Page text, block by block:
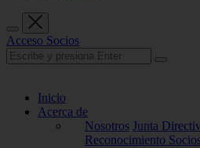
Acceso Socios
Inicio
Acerca de
Nosotros Junta
Reconocimiento